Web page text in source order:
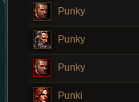
Punky
Punky
Punky
Punki